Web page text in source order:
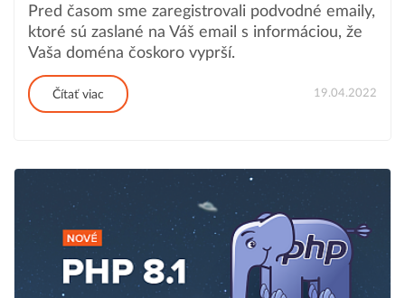
Pred časom sme zaregistrovali podvodné emaily,
ktoré sú zaslané na Váš email s informáciou, že
Vaša doména čoskoro vyprší.
Čítať viac 19.04.2022